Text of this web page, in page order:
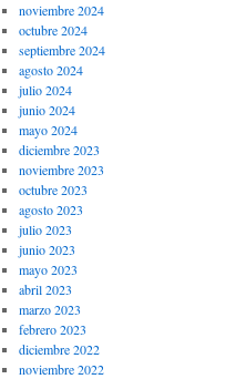
noviembre 2024
octubre 2024
septiembre 2024
agosto 2024
julio 2024
junio 2024
mayo 2024
diciembre 2023
noviembre 2023
octubre 2023
agosto 2023
julio 2023
junio 2023
mayo 2023
abril 2023
marzo 2023
febrero 2023
diciembre 2022
noviembre 2022